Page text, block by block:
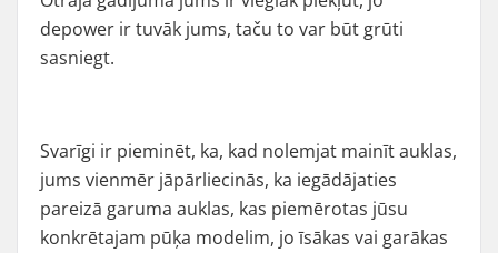
depower ir tuvāk jums, taču to var būt grūti
sasniegt.
Svarīgi ir pieminēt, ka, kad nolemjat mainīt auklas,
jums vienmēr jāpārliecinās, ka iegādājaties
pareizā garuma auklas, kas piemērotas jūsu
konkrētajam pūķa modelim, jo īsākas vai garākas